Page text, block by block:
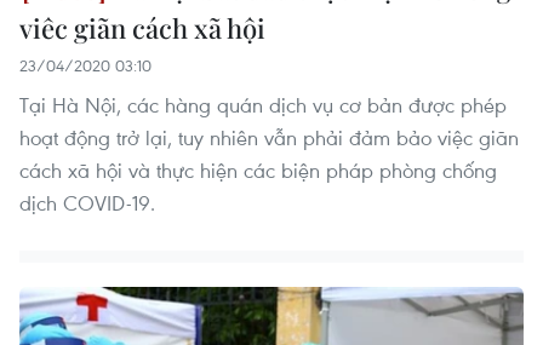
viêc giãn cách xã hội
23/04/2020 03:10
Tại Hà Nội, các hàng quán dịch vụ cơ bản được phép
hoạt động trở lại, tuy nhiên vẫn phải đảm bảo việc giãn
cách xã hội và thực hiện các biện pháp phòng chống
dịch COVID-19.